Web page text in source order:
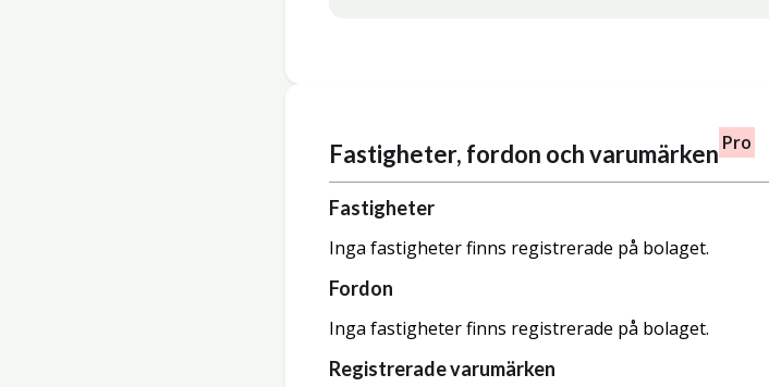
Fastigheter, fordon och varumärken Pro
Fastigheter
Inga fastigheter finns registrerade på bolaget.
Fordon
Inga fastigheter finns registrerade på bolaget.
Registrerade varumärken